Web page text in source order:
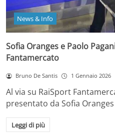
News & Info
Sofia Oranges e Paolo
Fantamercato
Bruno De Santis 1 Gennaio 2026
Al via su RaiSport
presentato da Sofia
Leggi di più